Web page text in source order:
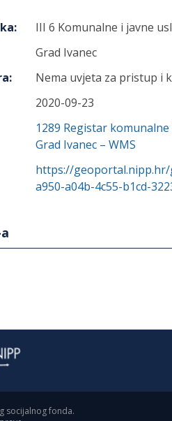
:
III 6 Komunalne i javne
Grad Ivanec
:
Nema uvjeta za pristup i
2020-09-23
1289 Registar
Grad Ivanec – WMS
https://
a950-a04b-4c55-b1cd-
socijalnog fonda.